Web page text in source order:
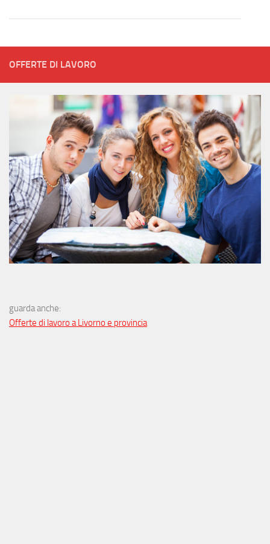
OFFERTE DI LAVORO
guarda anche:
Offerte di lavoro a Livorno e provincia